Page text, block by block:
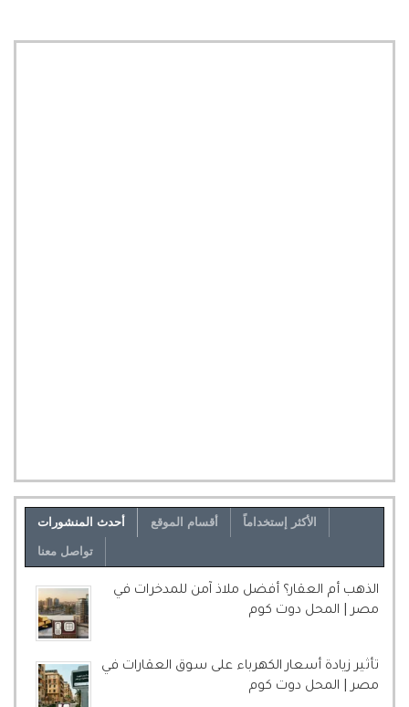
أحدث المنشورات أقسام الموقع الأكثر إستخداماً
تواصل معنا
الذهب أم العقار؟ أفضل ملاذ آمن للمدخرات في
مصر | المحل دوت كوم
تأثير زيادة أسعار الكهرباء على سوق العقارات في
مصر | المحل دوت كوم